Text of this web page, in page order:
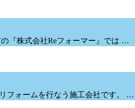
『株式会社Reフォーマー』では …
フォームを行なう施工会社です。 …